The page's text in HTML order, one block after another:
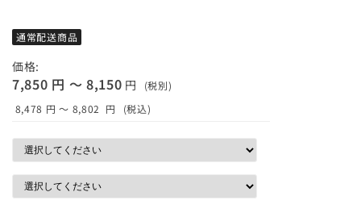
通常配送商品
価格:
7,850 円 ～ 8,150 円
(税別)
8,478 円 ～ 8,802 円 (税込)